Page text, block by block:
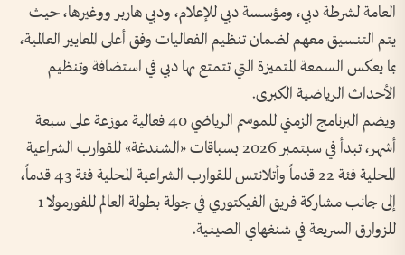
العامة لشرطة دبي، ومؤسسة دبي للإعلام، ودبي هاربر ووغيرها، حيث
يتم التنسيق معهم لضمان تنظيم الفعاليات وفق أعلى المعايير العالمية،
بما يعكس السمعة المتميزة التي تتمتع بها دبي في استضافة وتنظيم
الأحداث الرياضية الكبرى.
ويضم البرنامج الزمني للموسم الرياضي 40 فعالية موزعة على سبعة
أشهر، تبدأ في سبتمبر 2026 بسباقات «الشندغة» للقوارب الشراعية
المحلية فئة 22 قدماً وأتلانتس للقوارب الشراعية المحلية فئة 43 قدماً،
إلى جانب مشاركة فريق الفيكتوري في جولة بطولة العالم للفورمولا 1
للزوارق السريعة في شنغهاي الصينية.